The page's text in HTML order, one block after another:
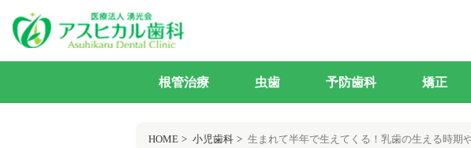
根管治療 虫歯 予防歯科 矯正
HOME 小児歯科 生まれて半年で生えてくる！乳歯の生える時期